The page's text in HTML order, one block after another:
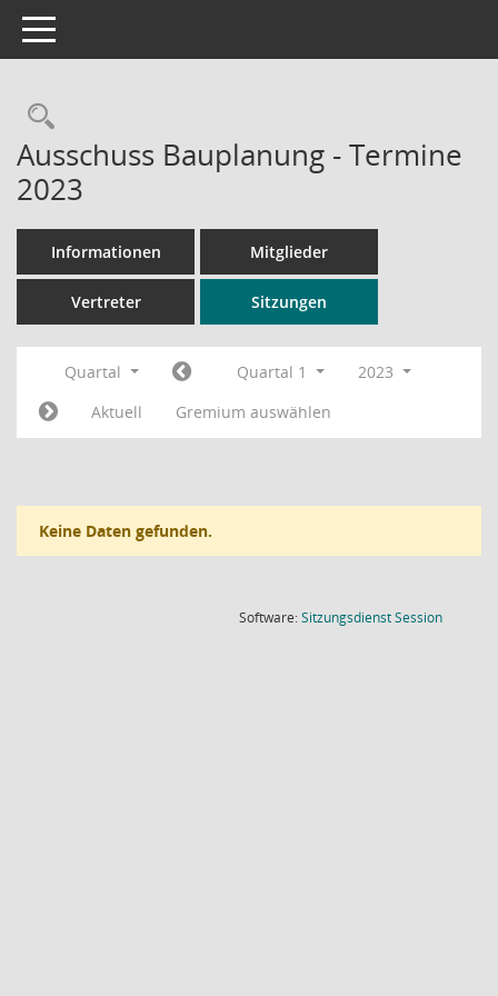
Toggle navigation
Rechercheauswahl
Ausschuss Bauplanung - Termine
2023
Informationen Mitglieder
Vertreter Sitzungen
Quartal Quartal 1
2023
Aktuell
Gremium auswählen
Keine Daten gefunden.
Software:SitzungsdienstSession(Wird in